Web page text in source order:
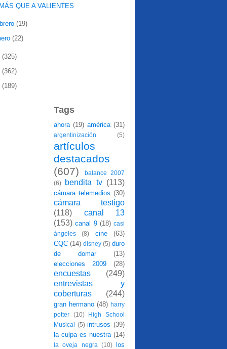
QUE A VALIENTES
(19)
(22)
(325)
(362)
(189)
Tags
ahora (19) américa (31)
argentinización (5)
artículos
destacados
(607)
balance 2007
(6)
bendita tv (113)
cámara telemedios (30)
cámara testigo
(118)
canal 13
(153) canal 9 (18) casi
ángeles
(8) cine
(63)
CQC (14) disney (5) duro
de domar
(13)
elecciones 2009
(28)
encuestas
(249)
entrevistas y
coberturas
(244)
gran hermano (48) harry
potter
(10)
High School
Musical (5) intrusos (39)
la culpa es nuestra (14)
la oveja negra (10) los